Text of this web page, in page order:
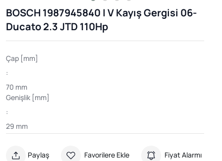
BOSCH 1987945840 | V Kayış Gergisi 06-
Ducato 2.3 JTD 110Hp
Çap [mm]
:
70 mm
Genişlik [mm]
:
29 mm
Paylaş Favorilere Ekle Fiyat Alarmı